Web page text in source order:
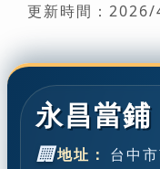
更新時間：
永昌當鋪
🏢地址： 台中